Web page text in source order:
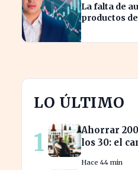
La falta de
productos
LO ÚLTIMO
1
Ahorrar
los 30: el
Hace 44 min